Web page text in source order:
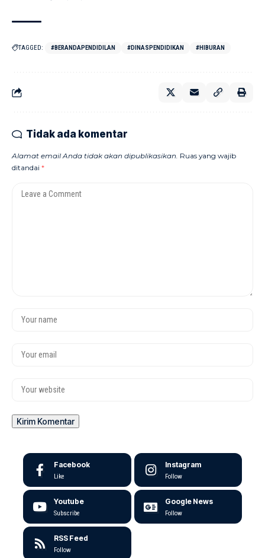
TAGGED: #BERANDAPENDIDILAN #DINASPENDIDIKAN #HIBURAN
Tidak ada komentar
Alamat email Anda tidak akan dipublikasikan. Ruas yang wajib
ditandai *
Facebook
Like
Instagram
Follow
Youtube
Subscribe
Google News
Follow
RSS Feed
Follow